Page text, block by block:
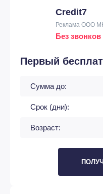
Credit7
Реклама ООО
Без
Первый
Сумма до:
Срок (дни):
Возраст: